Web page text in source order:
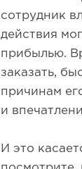
сотрудник
действия
прибылью.
заказать,
причинам
и
И это